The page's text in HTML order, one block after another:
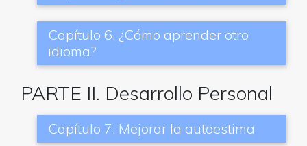
Capítulo 6. ¿Cómo aprender otro
idioma?
PARTE II. Desarrollo Personal
Capítulo 7. Mejorar la autoestima